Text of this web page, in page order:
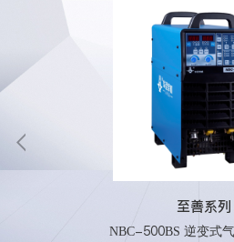
至善系列
NBC-500BS 逆变式
